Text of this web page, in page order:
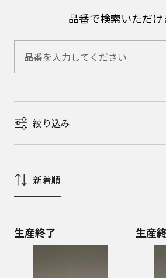
品番で検索いただけ
絞り込み
新着順
生産終了 生産